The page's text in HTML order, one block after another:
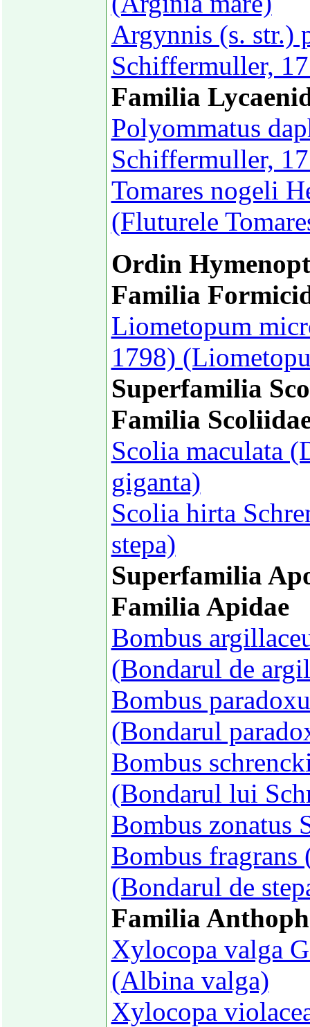
Argynnis (s. str.)
Schiffermuller,
Familia
Polyommatus
Schiffermuller,
Tomares nogeli
(Fluturele
Ordin
Familia
Liometopum
1798)
Superfamilia
Familia
Scolia maculata
giganta)
Scolia hirta
stepa)
Superfamilia
Familia Apidae
Bombus
(Bondarul de
Bombus
(Bondarul
Bombus
(Bondarul lui
Bombus zonatus
Bombus fragrans
(Bondarul de
Familia
Xylocopa valga
(Albina valga)
Xylocopa